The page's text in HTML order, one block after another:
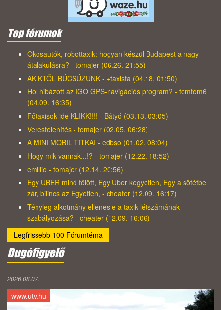
Top fórumok
Okosautók, robottaxik: hogyan készül Budapest a nagy
átalakulásra? - tomajer (06.26. 21:55)
AKIKTŐL BÚCSÚZUNK - +taxista (04.18. 01:50)
Hol hibázott az IGO GPS-navigációs program? - tomtom6
(04.09. 16:35)
Főtaxisok ide KLIKK!!!! - Bátyó (03.13. 03:05)
Verestelenítés - tomajer (02.05. 06:28)
A MINI MOBIL TITKAI - edbso (01.02. 08:04)
Hogy mik vannak...!? - tomajer (12.22. 18:52)
emillio - tomajer (12.14. 20:56)
Egy UBER mind fölött, Egy Uber kegyetlen, Egy a sötétbe
zár, bilincs az Egyetlen, - cheater (12.09. 16:17)
Tényleg alkotmány ellenes e a taxik létszámának
szabályozása? - cheater (12.09. 16:06)
Legfrissebb 100 Fórumtéma
Dugófigyelő
2026.08.07.
www.utv.hu